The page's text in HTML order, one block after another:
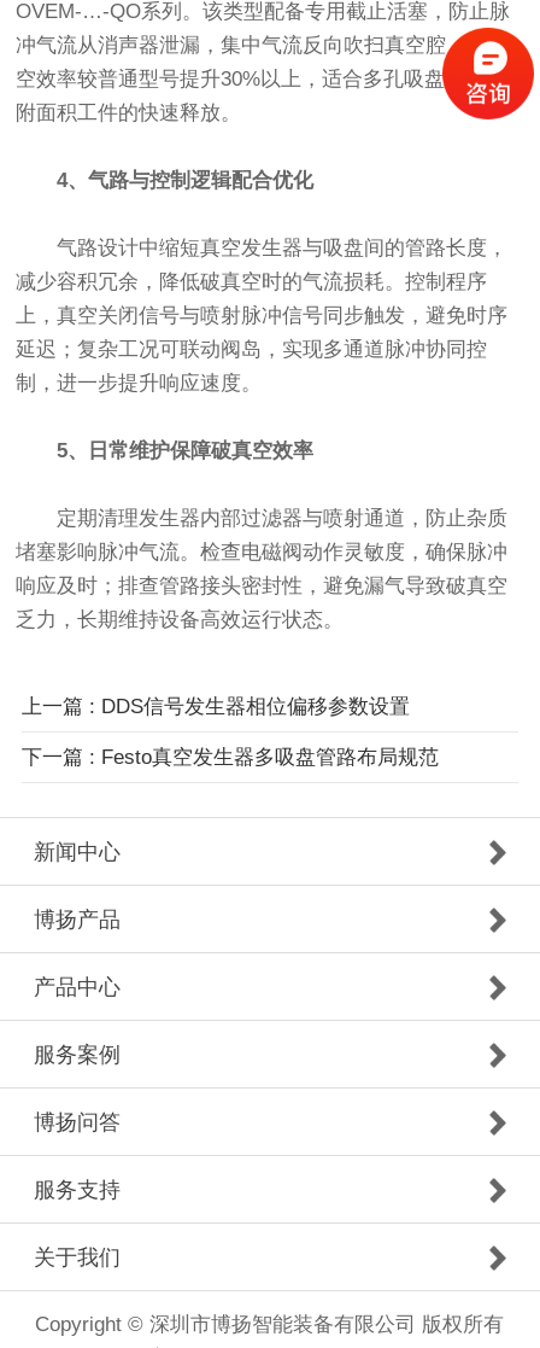
OVEM-…-QO系列。该类型配备专用截止活塞，防止脉
冲气流从消声器泄漏，集中气流反向吹扫真空腔，破真
空效率较普通型号提升30%以上，适合多孔吸盘、大吸
附面积工件的快速释放。
4、气路与控制逻辑配合优化
气路设计中缩短真空发生器与吸盘间的管路长度，
减少容积冗余，降低破真空时的气流损耗。控制程序
上，真空关闭信号与喷射脉冲信号同步触发，避免时序
延迟；复杂工况可联动阀岛，实现多通道脉冲协同控
制，进一步提升响应速度。
5、日常维护保障破真空效率
定期清理发生器内部过滤器与喷射通道，防止杂质
堵塞影响脉冲气流。检查电磁阀动作灵敏度，确保脉冲
响应及时；排查管路接头密封性，避免漏气导致破真空
乏力，长期维持设备高效运行状态。
上一篇 : DDS信号发生器相位偏移参数设置
下一篇 : Festo真空发生器多吸盘管路布局规范
新闻中心
博扬产品
产品中心
服务案例
博扬问答
服务支持
关于我们
Copyright © 深圳市博扬智能装备有限公司 版权所有